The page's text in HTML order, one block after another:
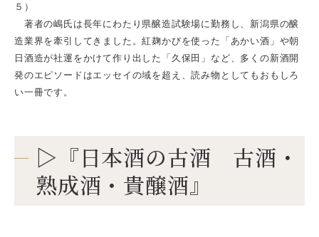
５）
著者の嶋氏は長年にわたり県醸造試験場に勤務し、新潟県の醸
造業界を牽引してきました。紅麹かびを使った「あかい酒」や朝
日酒造が社運をかけて作り出した「久保田」など、多くの新酒開
発のエピソードはエッセイの域を超え、読み物としてもおもしろ
い一冊です。
▷『日本酒の古酒 古酒・
熟成酒・貴醸酒』